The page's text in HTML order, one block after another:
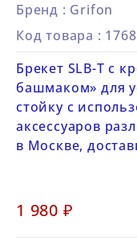
Бренд : Grifon
Код товара :
Брекет SLB-T с
башмаком» для
стойку с
аксессуаров
в Москве,
1 980 ₽